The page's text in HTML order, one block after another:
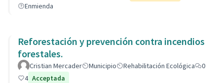
Enmienda
Reforestación y prevención contra incendios
forestales.
Cristian Mercader Municipio Rehabilitación Ecológica
0
4 Acceptada